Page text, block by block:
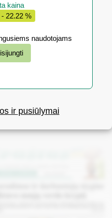
kaina
- 22.22 %
naudotojams
ir pusiūlymai